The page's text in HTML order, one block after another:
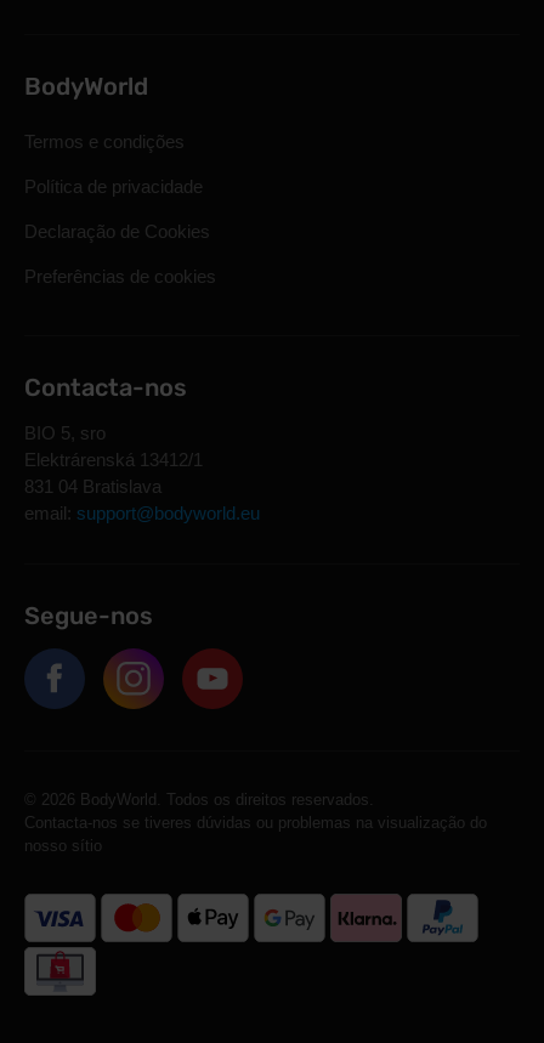
BodyWorld
Termos e condições
Política de privacidade
Declaração de Cookies
Preferências de cookies
Contacta-nos
BIO 5, sro
Elektrárenská 13412/1
831 04 Bratislava
email: support@bodyworld.eu
Segue-nos
© 2026 BodyWorld. Todos os direitos reservados.
Contacta-nos se tiveres dúvidas ou problemas na visualização do
nosso sítio